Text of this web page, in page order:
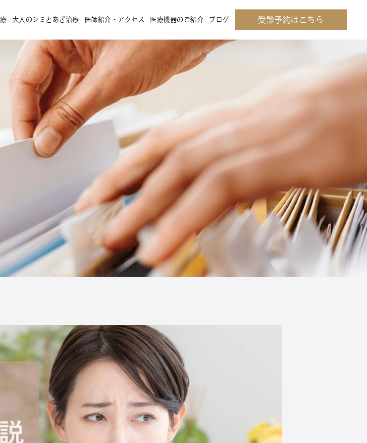
大人のシミとあざ治療 医師紹介・アクセス 医療機器のご紹介 ブログ 受診予約はこちら